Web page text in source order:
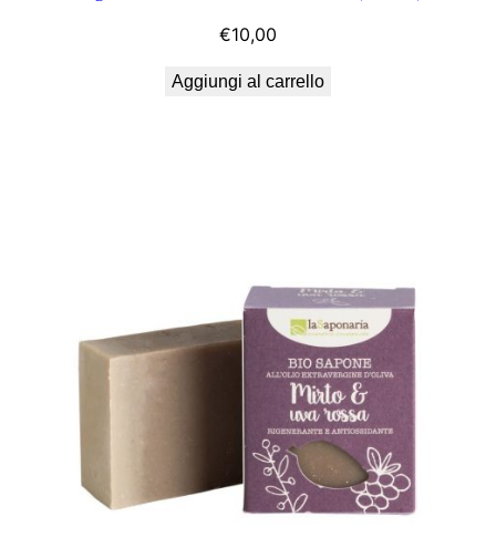
€10,00
Aggiungi al carrello